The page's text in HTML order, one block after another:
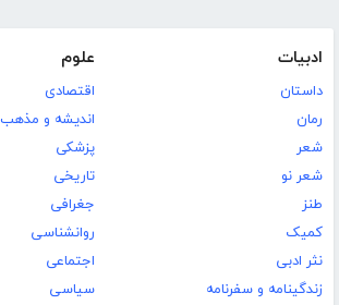
ادبیات
داستان
رمان
شعر
شعر نو
طنز
کمیک
نثر ادبی
زندگینامه و سفرنامه
علوم
اقتصادی
اندیشه و مذهب
پزشکی
تاریخی
جغرافی
روانشناسی
اجتماعی
سیاسی